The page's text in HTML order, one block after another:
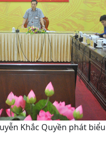
Khắc Quyền phát